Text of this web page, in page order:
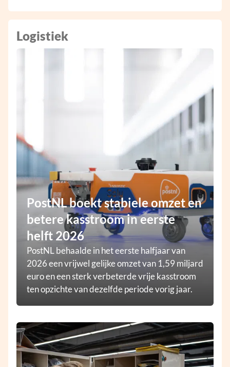
Logistiek
PostNL boekt stabiele omzet en
betere kasstroom in eerste
helft 2026
PostNL behaalde in het eerste halfjaar van
2026 een vrijwel gelijke omzet van 1,59 miljard
euro en een sterk verbeterde vrije kasstroom
ten opzichte van dezelfde periode vorig jaar.